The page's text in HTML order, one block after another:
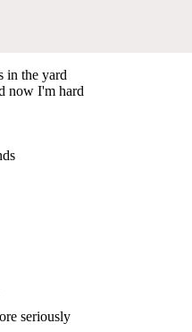
in the yard
now I'm hard
seriously